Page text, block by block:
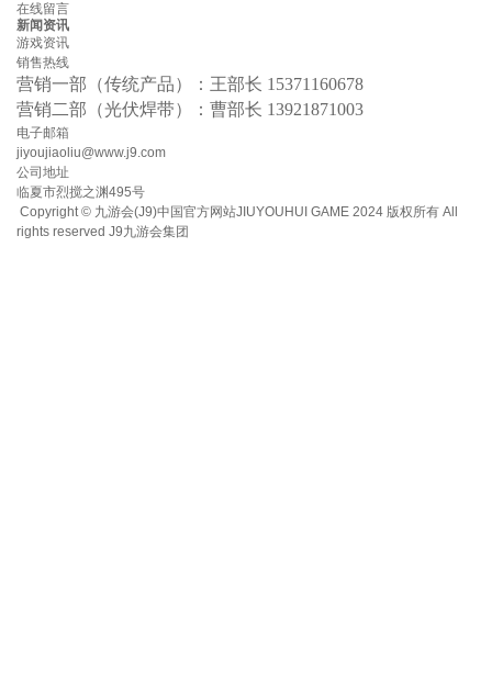
在线留言
新闻资讯
游戏资讯
销售热线
营销一部（传统产品）：王部长 15371160678
营销二部（光伏焊带）：曹部长 13921871003
电子邮箱
jiyoujiaoliu@www.j9.com
公司地址
临夏市烈搅之渊495号
Copyright © 九游会(J9)中国官方网站JIUYOUHUI GAME 2024 版权所有 All
rights reserved J9九游会集团